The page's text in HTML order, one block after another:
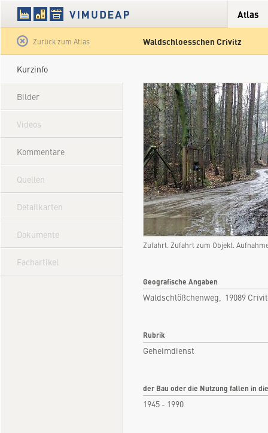
Atlas
Zurück zum Atlas Waldschloesschen Crivitz
Kurzinfo
Bilder
Videos
Kommentare
Quellen
Detailkarten
Dokumente
Fachartikel
Zufahrt. Zufahrt zum Objekt.
Geografische Angaben
Waldschlößchenweg, 19089
Rubrik
Geheimdienst
der Bau oder die Nutzung fallen in
1945 - 1990
Satellit Hybrid Gelände